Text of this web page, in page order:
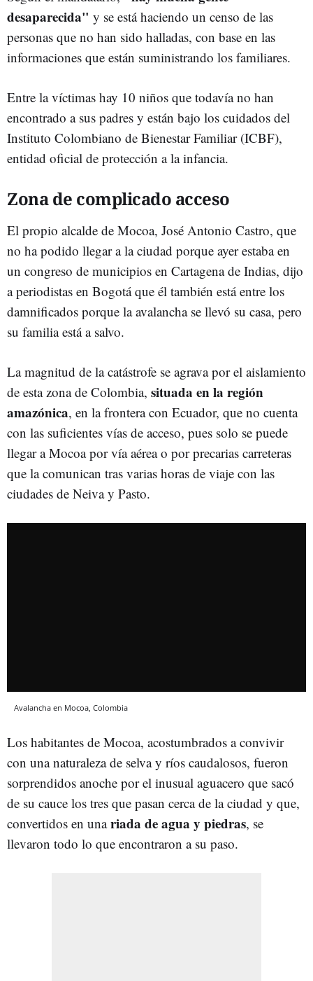
desaparecida" y se está haciendo un censo de las
personas que no han sido halladas, con base en las
informaciones que están suministrando los familiares.
Entre la víctimas hay 10 niños que todavía no han
encontrado a sus padres y están bajo los cuidados del
Instituto Colombiano de Bienestar Familiar (ICBF),
entidad oficial de protección a la infancia.
Zona de complicado acceso
El propio alcalde de Mocoa, José Antonio Castro, que
no ha podido llegar a la ciudad porque ayer estaba en
un congreso de municipios en Cartagena de Indias, dijo
a periodistas en Bogotá que él también está entre los
damnificados porque la avalancha se llevó su casa, pero
su familia está a salvo.
La magnitud de la catástrofe se agrava por el aislamiento
de esta zona de Colombia, situada en la región
amazónica, en la frontera con Ecuador, que no cuenta
con las suficientes vías de acceso, pues solo se puede
llegar a Mocoa por vía aérea o por precarias carreteras
que la comunican tras varias horas de viaje con las
ciudades de Neiva y Pasto.
Avalancha en Mocoa, Colombia
Los habitantes de Mocoa, acostumbrados a convivir
con una naturaleza de selva y ríos caudalosos, fueron
sorprendidos anoche por el inusual aguacero que sacó
de su cauce los tres que pasan cerca de la ciudad y que,
convertidos en unariada de agua y piedras, se
llevaron todo lo que encontraron a su paso.